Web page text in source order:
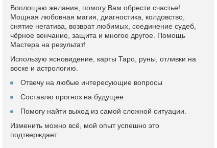
Воплощаю желания, помогу Вам обрести счастье!
Мощная любовная магия, диагностика, колдовство,
снятие негатива, возврат любимых, соединение судеб,
чёрное венчание, защита и многое другое. Помощь
Мастера на результат!
Использую ясновидение, карты Таро, руны, отливки на
воске и астрологию.
Отвечу на любые интересующие вопросы
Составлю прогноз на будущее
Помогу найти выход из самой сложной ситуации.
Изменить можно всё, мой опыт успешно это
подтверждает.